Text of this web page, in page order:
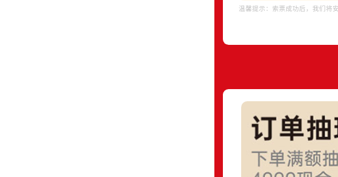
温馨提示：索票成功后，我们将